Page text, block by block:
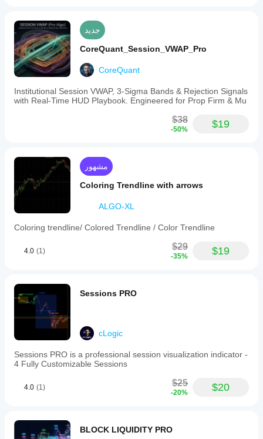
جديد
CoreQuant_Session_VWAP_Pro
CoreQuant
Institutional Session VWAP, 3-Sigma Bands & Rejection Signals
with Real-Time HUD Playbook. Engineered for Prop Firm & Mu
$38
-50% $19
مشهور
Coloring Trendline with arrows
ALGO-XL
Coloring trendline/ Colored Trendline / Color Trendline
4.0 (1) $29
-35% $19
Sessions PRO
cLogic
Sessions PRO is a professional session visualization indicator -
4 Fully Customizable Sessions
4.0 (1) $25
-20% $20
BLOCK LIQUIDITY PRO